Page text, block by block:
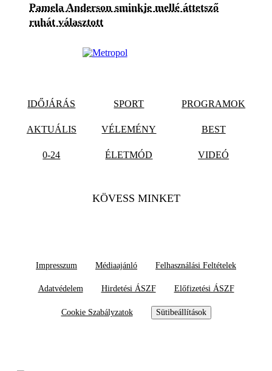
Pamela Anderson sminkje mellé áttetsző
ruhát választott
IDŐJÁRÁS SPORT PROGRAMOK
AKTUÁLIS VÉLEMÉNY BEST
0-24 ÉLETMÓD VIDEÓ
KÖVESS MINKET
Impresszum Médiaajánló Felhasználási Feltételek
Adatvédelem Hirdetési ÁSZF Előfizetési ÁSZF
Cookie Szabályzatok Sütibeállítások